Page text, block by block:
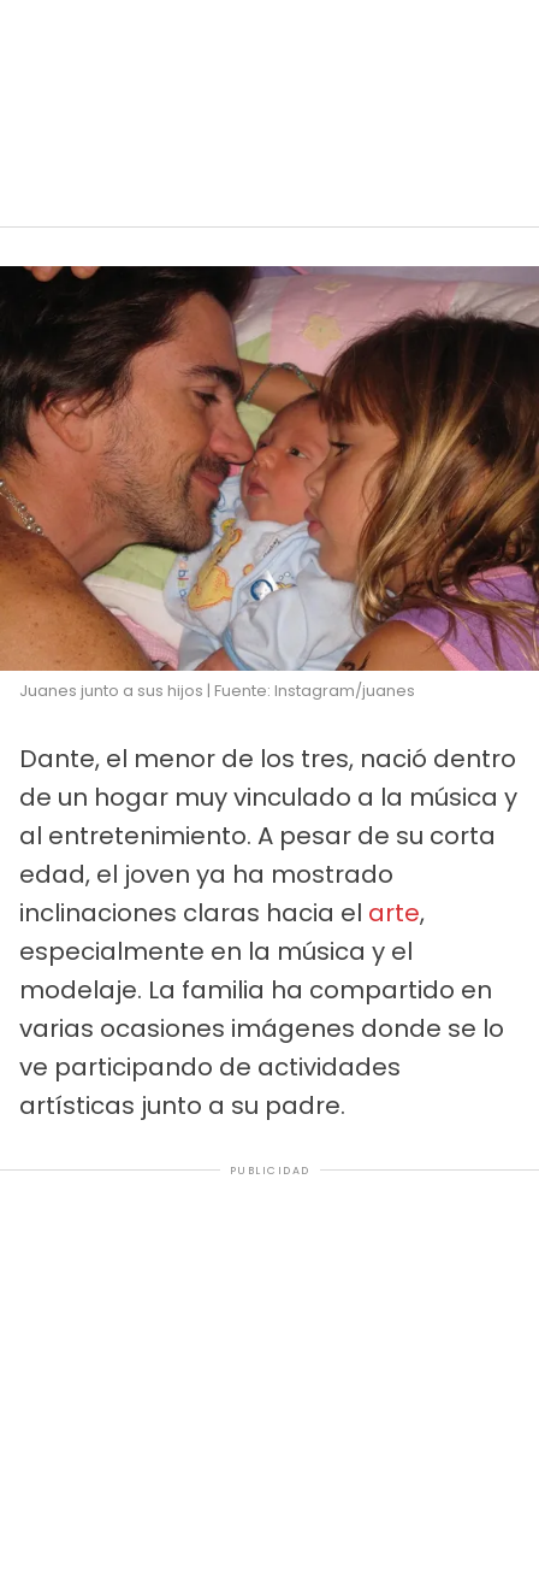
Juanes junto a sus hijos | Fuente: Instagram/juanes
Dante, el menor de los tres, nació dentro
de un hogar muy vinculado a la música y
al entretenimiento. A pesar de su corta
edad, el joven ya ha mostrado
inclinaciones claras hacia el arte,
especialmente en la música y el
modelaje. La familia ha compartido en
varias ocasiones imágenes donde se lo
ve participando de actividades
artísticas junto a su padre.
PUBLICIDAD